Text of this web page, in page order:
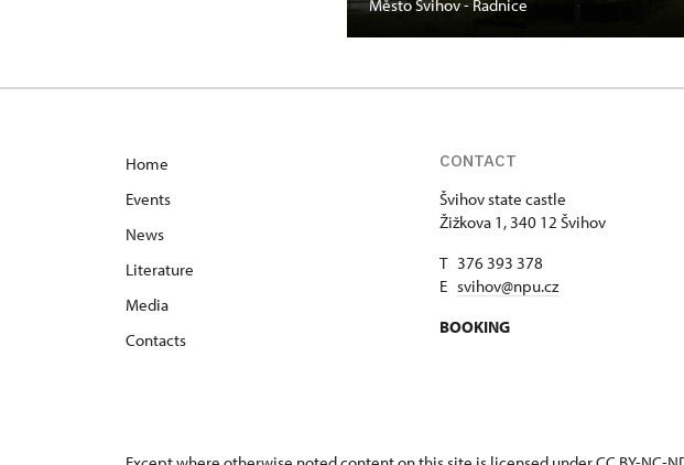
Město Švihov - Radnice
Home
Events
News
Literature
Media
Contacts
CONTACT
Švihov state castle
Žižkova 1, 340 12 Švihov
T 376 393 378
E svihov@npu.cz
BOOKING